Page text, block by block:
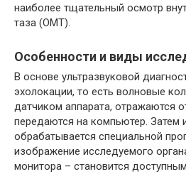
наиболее тщательный осмотр
таза (ОМТ).
Особенности и виды
В основе ультразвуковой
эхолокации, то есть волновые
датчиком аппарата, отражаются
передаются на компьютер. Затем
обрабатывается специальной
изображение исследуемого
монитора – становится